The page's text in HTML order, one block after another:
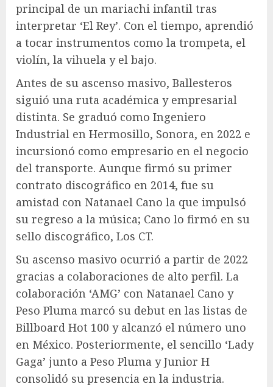
principal de un mariachi infantil tras
interpretar ‘El Rey’. Con el tiempo, aprendió
a tocar instrumentos como la trompeta, el
violín, la vihuela y el bajo.
Antes de su ascenso masivo, Ballesteros
siguió una ruta académica y empresarial
distinta. Se graduó como Ingeniero
Industrial en Hermosillo, Sonora, en 2022 e
incursionó como empresario en el negocio
del transporte. Aunque firmó su primer
contrato discográfico en 2014, fue su
amistad con Natanael Cano la que impulsó
su regreso a la música; Cano lo firmó en su
sello discográfico, Los CT.
Su ascenso masivo ocurrió a partir de 2022
gracias a colaboraciones de alto perfil. La
colaboración ‘AMG’ con Natanael Cano y
Peso Pluma marcó su debut en las listas de
Billboard Hot 100 y alcanzó el número uno
en México. Posteriormente, el sencillo ‘Lady
Gaga’ junto a Peso Pluma y Junior H
consolidó su presencia en la industria.